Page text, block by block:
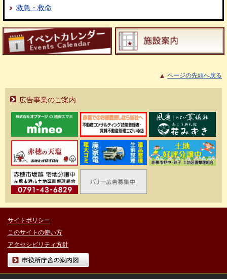
救急・救命
ページの先頭へ戻る
広告事業のご案内
サイトポリシー
このサイトの使い方
アクセシビリティ方針
市役所庁舎の案内図